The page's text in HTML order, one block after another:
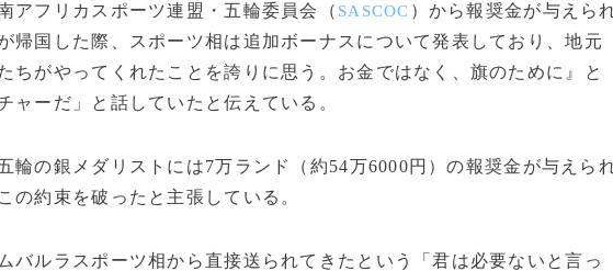
フリカスポーツ連盟・五輪委員会（ SASCOC ）から報奨金が与えら
帰国した際、スポーツ相は追加ボーナスについて発表しており、地元
ちがやってくれたことを誇りに思う。お金ではなく、旗のために』と
ャーだ」と話していたと伝えている。
の銀メダリストには7万ランド（約54万6000円）の報奨金が与えら
の約束を破ったと主張している。
ルラスポーツ相から直接送られてきたという「君は必要ないと言っ